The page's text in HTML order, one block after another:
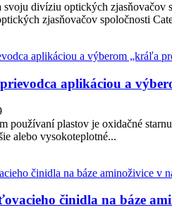
divíziu optických zjasňovačov
zjasňovačov spoločnosti
aplikáciou a
používaní plastov je oxidačné
alebo vysokoteplotné...
činidla na báze